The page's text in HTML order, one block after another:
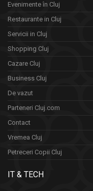
Evenimente în Cluj
Restaurante in Cluj
Servicii in Cluj
Shopping Cluj
Cazare Cluj
Business Cluj
De vazut
Parteneri Cluj.com
Contact
Vremea Cluj
Petreceri Copii Cluj
IT & TECH